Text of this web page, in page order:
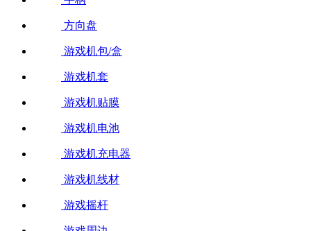
方向盘
游戏机包/盒
游戏机套
游戏机贴膜
游戏机电池
游戏机充电器
游戏机线材
游戏摇杆